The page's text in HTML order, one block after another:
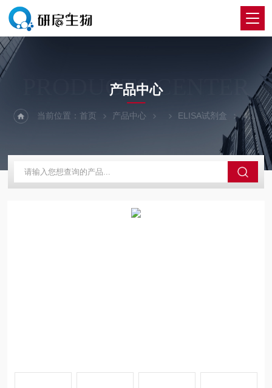
PRODUCTS CENTER
产品中心
当前位置：首页 产品中心 ELISA试剂盒 48T孕酮检测ELISA试剂盒